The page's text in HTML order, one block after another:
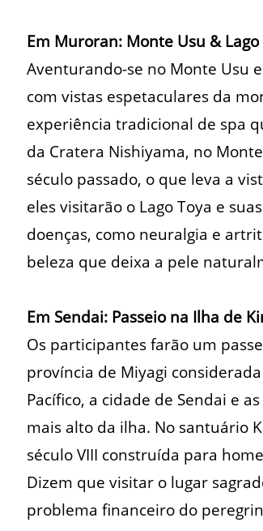
Em Muroran: Monte Usu & Lago
Aventurando-se no Monte Usu
com vistas espetaculares da
experiência tradicional de spa
da Cratera Nishiyama, no
século passado, o que leva a
eles visitarão o Lago Toya e
doenças, como neuralgia e
beleza que deixa a pele
Em Sendai: Passeio na Ilha de
Os participantes farão um
província de Miyagi
Pacífico, a cidade de Sendai e
mais alto da ilha. No santuário
século VIII construída para
Dizem que visitar o lugar
problema financeiro do